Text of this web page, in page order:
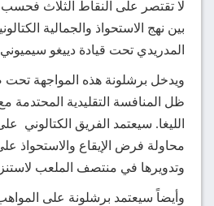
لا تقتصر على النقاط الثلاث
بين نهج الاستحواذ والجمالية
المدريدي تحت قيادة دييغو
ويدخل برشلونة هذه المواجهة
ظل المنافسة التقليدية المحتدمة
الليغا. سيعتمد الفريق الكتالوني
محاولة فرض الإيقاع والاستحواذ
وتدويرها في منتصف الملعب
وأيضاً سيعتمد برشلونة على